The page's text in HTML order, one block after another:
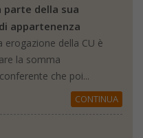
della sua
appartenenza
della CU è
la somma
che poi...
CONTINUA